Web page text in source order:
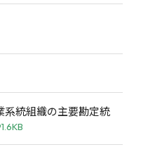
系統組織の主要勘定統